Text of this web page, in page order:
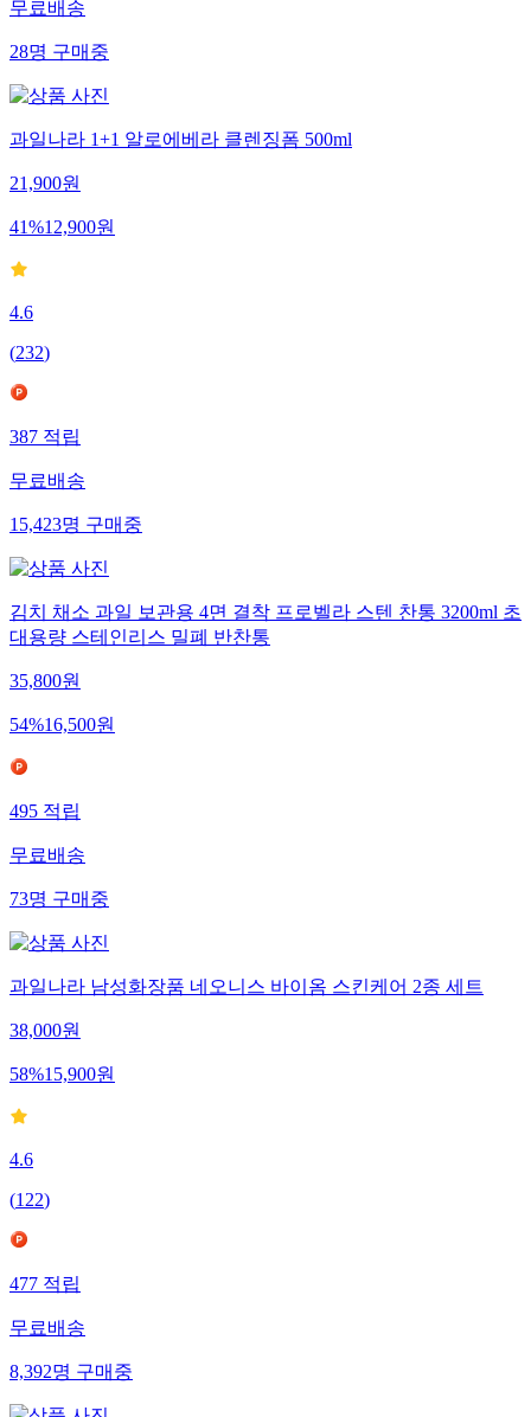
무료배송
28명구매중
과일나라 1+1 알로에베라 클렌징폼 500ml
21,900원
41%12,900원
4.6
(232)
387적립
무료배송
15,423명구매중
김치 채소 과일 보관용 4면 결착 프로벨라 스텐 찬통 3200ml 초
대용량 스테인리스 밀폐 반찬통
35,800원
54%16,500원
495적립
무료배송
73명구매중
과일나라 남성화장품 네오니스 바이옴 스킨케어 2종 세트
38,000원
58%15,900원
4.6
(122)
477적립
무료배송
8,392명구매중